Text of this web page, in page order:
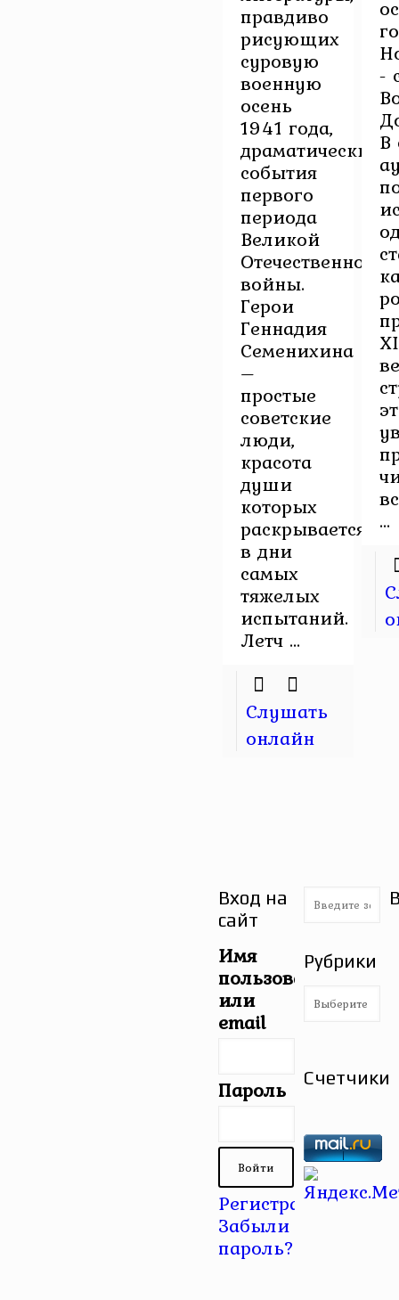
правдиво
рисующих
суровую
военную
осень
1941 года,
драматические
события
первого
периода
Великой
Отечественной
войны.
Герои
Геннадия
Семенихина
–
простые
советские
люди,
красота
души
которых
раскрывается
в дни
самых
тяжелых
испытаний.
Летч ...
Слушать
онлайн
-
В
...
Вход на
сайт
Имя
пользователя
или
email
Пароль
Регистрация |
Забыли
пароль?
Рубрики
Рубрики
Счетчики